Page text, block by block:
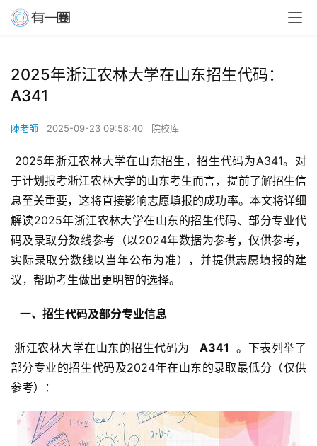
2025年浙江农林大学在山东招生代码：
A341
陳老師 2025-09-23 09:58:40 院校库
于计划报考浙江农林大学的山东考生而言，提前了解招生信
息至关重要，这将直接影响志愿填报的成功率。本文将详细
解读2025年浙江农林大学在山东的招生代码、部分专业代
码及录取分数线参考（以2024年数据为参考，仅供参考，
实际录取分数线以当年公布为准），并提供志愿填报的建
议，帮助考生做出更明智的选择。
  一、招生代码及部分专业信息
浙江农林大学在山东的招生代码为
  A341
。下表列举了
部分专业的招生代码及2024年在山东的录取最低分（仅供
参考）：